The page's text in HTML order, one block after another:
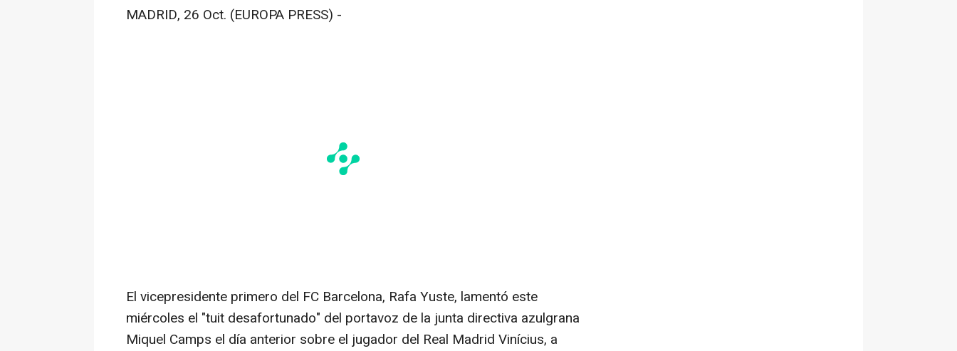
MADRID, 26 Oct. (EUROPA PRESS) -
El vicepresidente primero del FC Barcelona, Rafa Yuste, lamentó este
miércoles el "tuit desafortunado" del portavoz de la junta directiva azulgrana
Miquel Camps el día anterior sobre el jugador del Real Madrid Vinícius, a